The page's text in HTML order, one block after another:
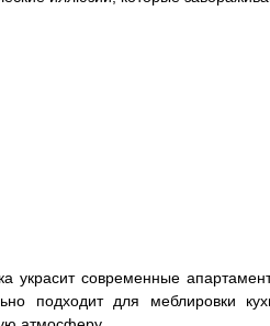
украсит современные
подходит для меблировки